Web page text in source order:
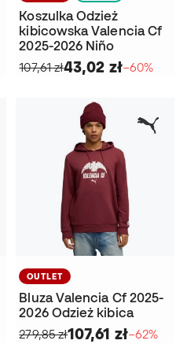
Koszulka Odzież
kibicowska Valencia Cf
2025-2026 Niño
107,61 zł43,02 zł−60%
OUTLET
Bluza Valencia Cf 2025-
2026 Odzież kibica
279,85 zł107,61 zł−62%